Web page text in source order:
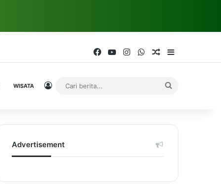
FacebookYouTubeInstagramWhatsAppRandom Article
WISATA Log In
Advertisement